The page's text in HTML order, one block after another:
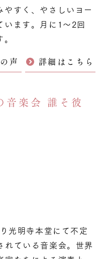
やすく、やさしいヨー
います。月に1〜2回
。
声 詳細はこちら
音楽会 誰そ彼
光明寺本堂にて不定
れている音楽会。世界